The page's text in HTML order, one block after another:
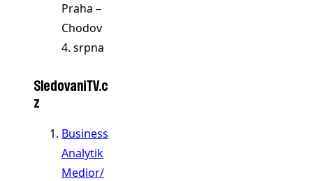
Praha –
Chodov
4. srpna
SledovaniTV.c
z
Business
Analytik
Medior/